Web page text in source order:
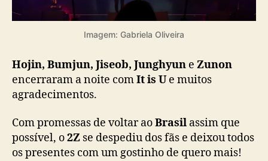
Imagem: Gabriela Oliveira
Hojin, Bumjun, Jiseob, Junghyun e Zunon
encerraram a noite comIt is Ue muitos
agradecimentos.
Com promessas de voltar aoBrasil assim que
possível, o2Z se despediu dos fãs e deixou todos
os presentes com um gostinho de quero mais!